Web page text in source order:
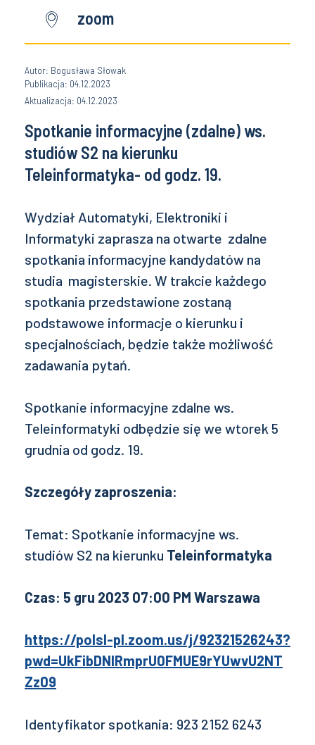
zoom
Autor: Bogusława Słowak
Publikacja: 04.12.2023
Aktualizacja: 04.12.2023
Spotkanie informacyjne (zdalne) ws.
studiów S2 na kierunku
Teleinformatyka- od godz. 19.
Wydział Automatyki, Elektroniki i
Informatyki zaprasza na otwarte zdalne
spotkania informacyjne kandydatów na
studia magisterskie. W trakcie każdego
spotkania przedstawione zostaną
podstawowe informacje o kierunku i
specjalnościach, będzie także możliwość
zadawania pytań.
Spotkanie informacyjne zdalne ws.
Teleinformatyki odbędzie się we wtorek 5
grudnia od godz. 19.
Szczegóły zaproszenia:
Temat: Spotkanie informacyjne ws.
studiów S2 na kierunku Teleinformatyka
Czas: 5 gru 2023 07:00 PM Warszawa
https://polsl-pl.zoom.us/j/92321526243?
pwd=UkFibDNIRmprU0FMUE9rYUwvU2NT
Zz09
Identyfikator spotkania: 923 2152 6243